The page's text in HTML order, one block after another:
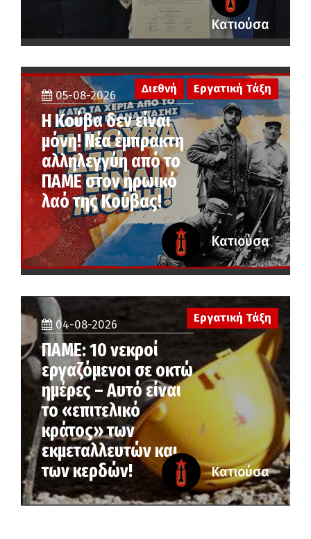
Κατιούσα
05-08-2026
Η Κούβα δεν είναι
μόνη! Νέα έμπρακτη
αλληλεγγύη από το
ΠΑΜΕ στον ηρωικό
λαό της Κούβας!
Διεθνή Εργατική Τάξη
Κατιούσα
04-08-2026
ΠΑΜΕ: 10 νεκροί
εργαζόμενοι σε οκτώ
ημέρες – Αυτό είναι
το «επιτελικό
κράτος» των
εκμεταλλευτών και
των κερδών!
Εργατική Τάξη
Κατιούσα